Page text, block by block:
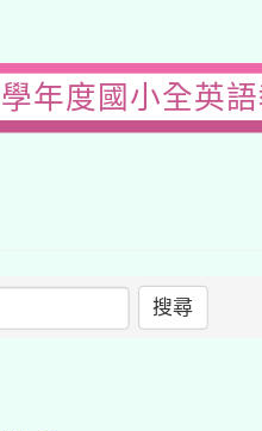
年度國小全英
搜尋